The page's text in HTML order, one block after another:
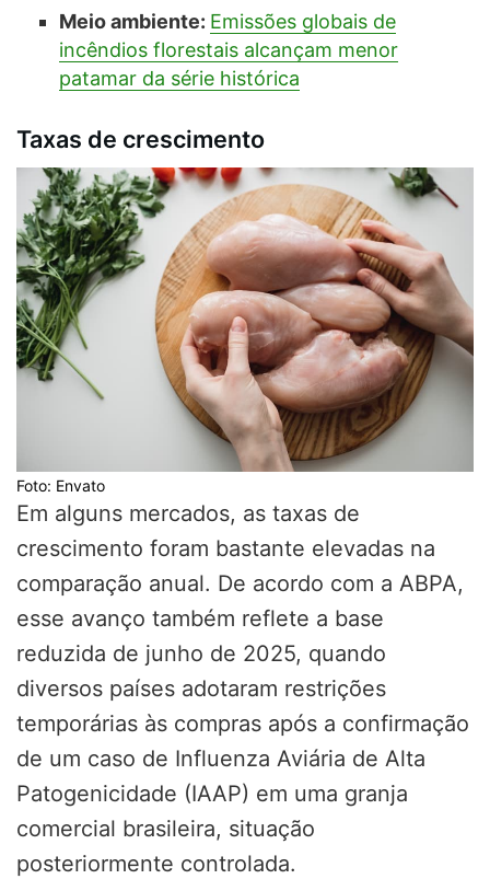
Meio ambiente: Emissões globais de
incêndios florestais alcançam menor
patamar da série histórica
Taxas de crescimento
Foto: Envato
Em alguns mercados, as taxas de
crescimento foram bastante elevadas na
comparação anual. De acordo com a ABPA,
esse avanço também reflete a base
reduzida de junho de 2025, quando
diversos países adotaram restrições
temporárias às compras após a confirmação
de um caso de Influenza Aviária de Alta
Patogenicidade (IAAP) em uma granja
comercial brasileira, situação
posteriormente controlada.